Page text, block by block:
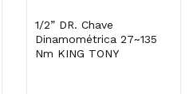
1/2” DR. Chave
Dinamométrica 27~135
Nm KING TONY